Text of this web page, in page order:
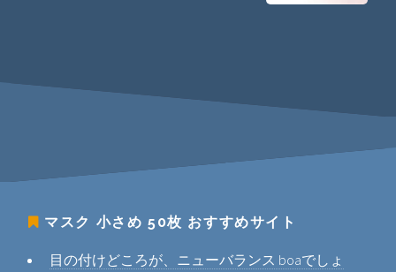
マスク 小さめ 50枚 おすすめサイト
目の付けどころが、ニューバランス boaでしょ